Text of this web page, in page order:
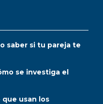
saber si tu pareja te
se investiga el
que usan los